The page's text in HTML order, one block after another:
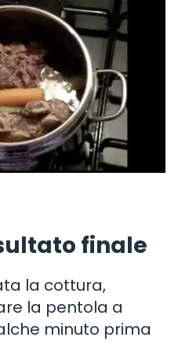
finale
la cottura,
la pentola a
minuto prima